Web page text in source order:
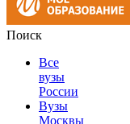
Поиск
Все
вузы
России
Вузы
Москвы